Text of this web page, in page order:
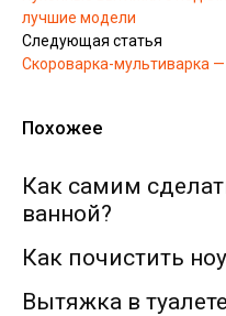
лучшие модели
Следующая статья
Скороварка-мультиварка
Похожее
Как самим
ванной?
Как почистить
Вытяжка в туалете